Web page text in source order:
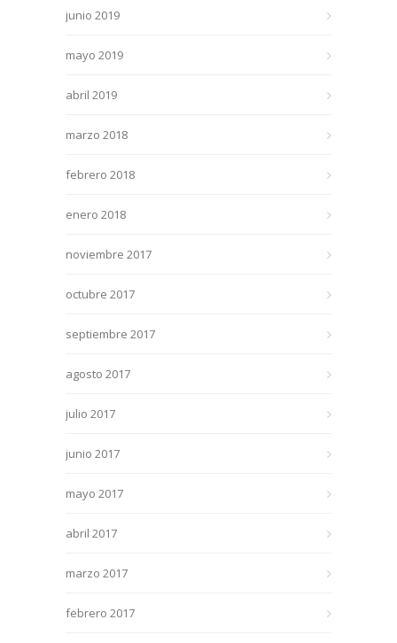
junio 2019
mayo 2019
abril 2019
marzo 2018
febrero 2018
enero 2018
noviembre 2017
octubre 2017
septiembre 2017
agosto 2017
julio 2017
junio 2017
mayo 2017
abril 2017
marzo 2017
febrero 2017